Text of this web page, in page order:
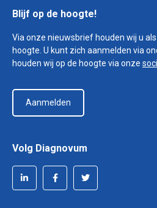
Blijf op de hoogte!
Via onze nieuwsbrief houden wij u als
hoogte. U kunt zich aanmelden via
houden wij op de hoogte via onze
Aanmelden
Volg Diagnovum